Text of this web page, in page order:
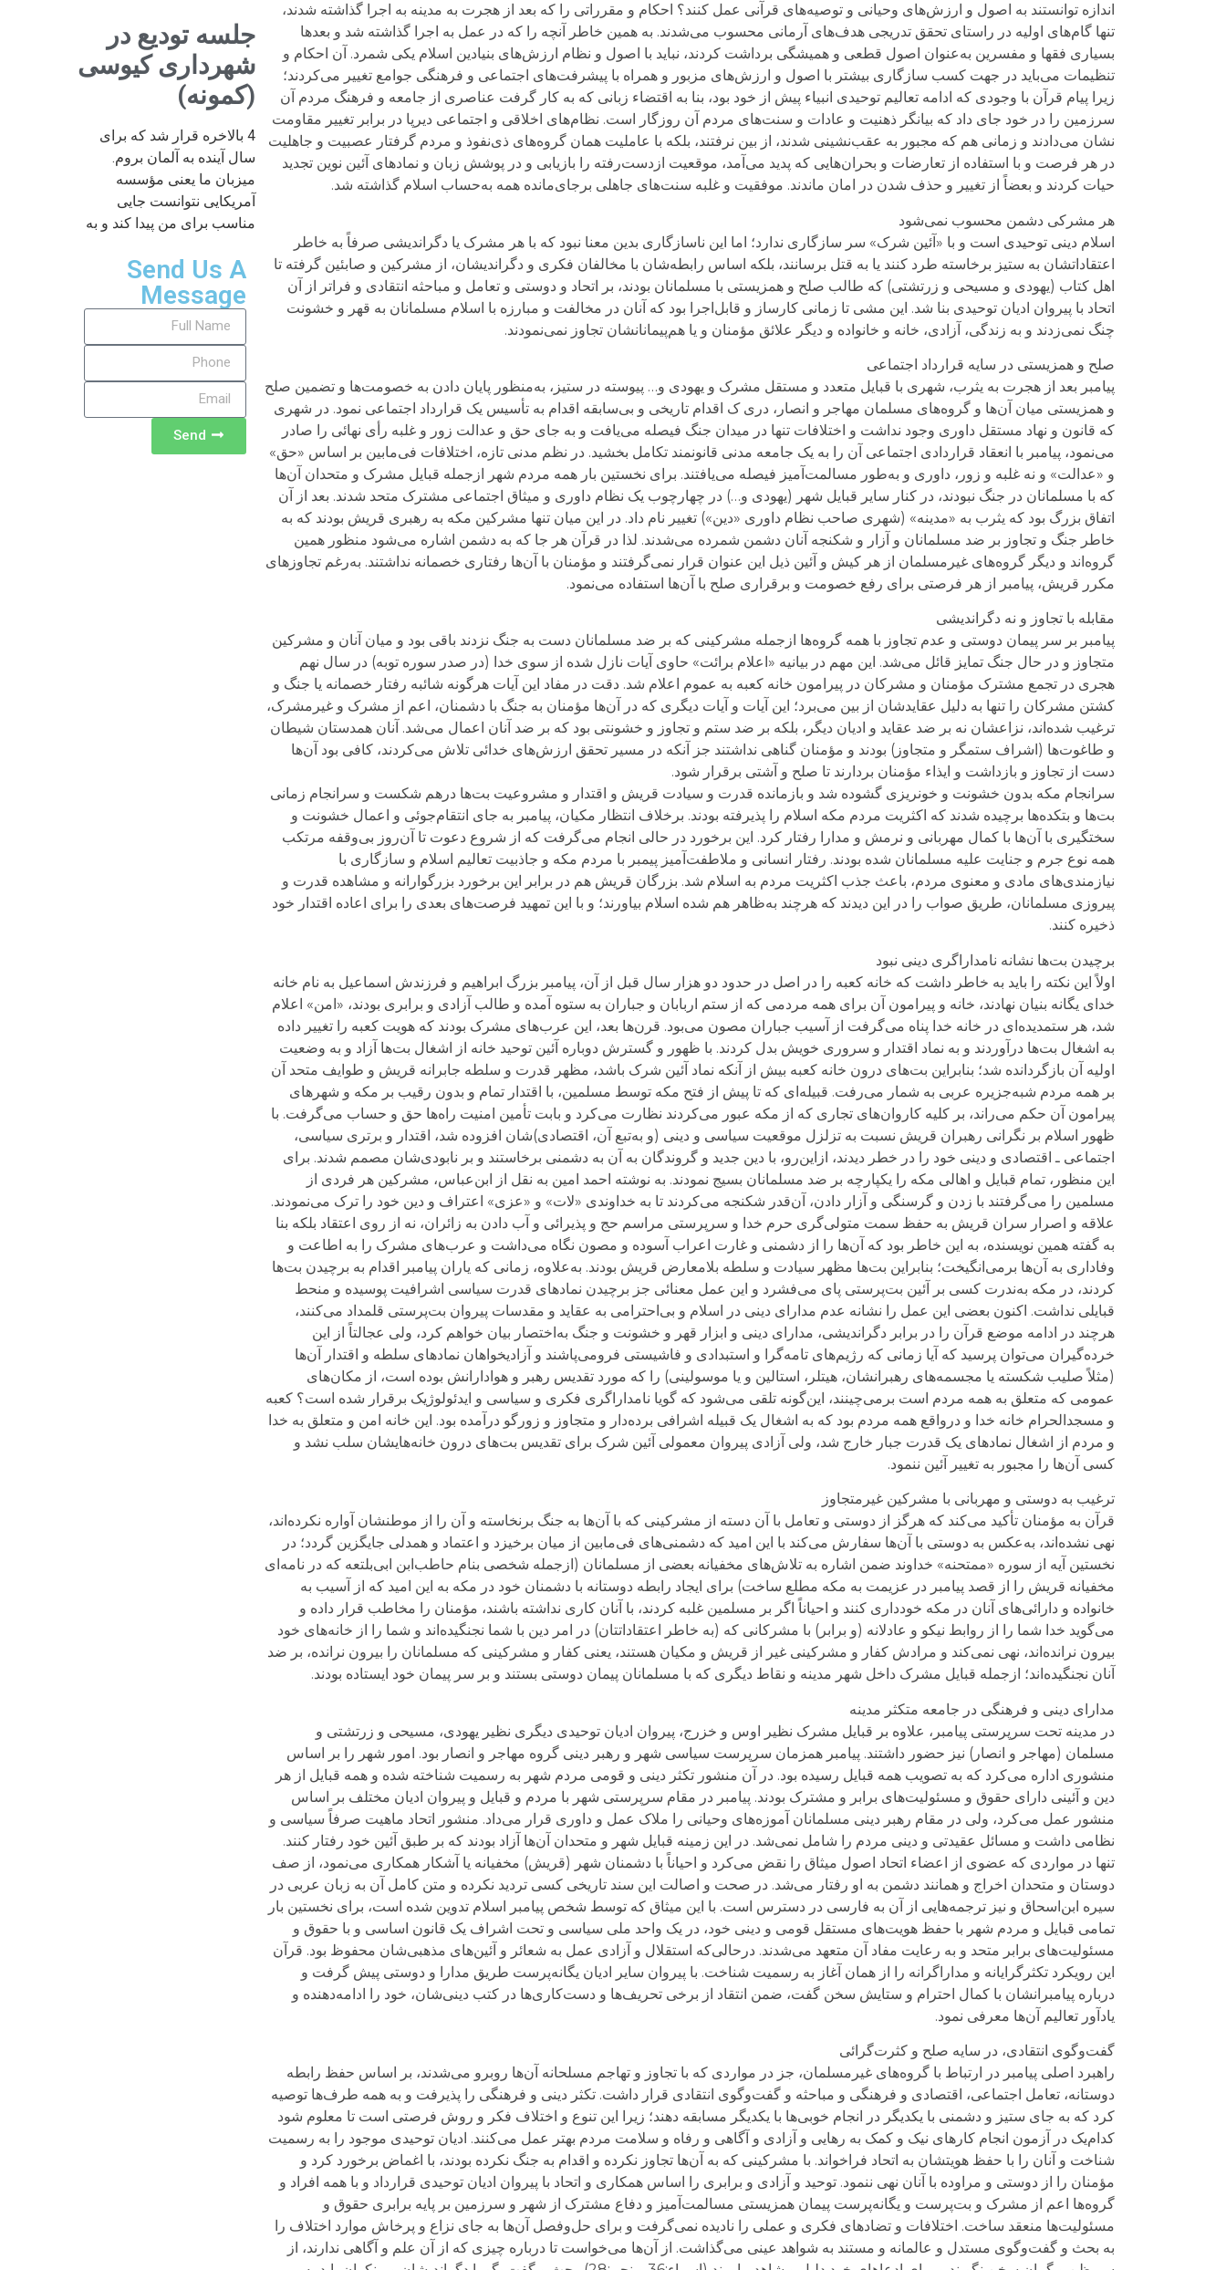
‌اندازه توانستند به اصول و ارزش‌ها‌ی وحیانی و توصیه‌های قرآنی عمل کنند؟ احکام و مقرراتی را که بعد از هجرت به مدینه به اجرا گذاشته شدند،
تنها گام‌های اولیه در راستای تحقق تدریجی هدف‌های آرمانی محسوب می‌شدند. به همین خاطر آنچه را که در عمل به اجرا گذاشته شد و بعدها
بسیاری فقها و مفسرین به‌عنوان اصول قطعی و همیشگی برداشت کردند، نباید با اصول و نظام ارزش‌های بنیادین اسلام یکی شمرد. آن احکام و
تنظیمات می‌باید در جهت کسب سازگاری بیشتر با اصول و ارزش‌های مزبور و همراه با پیشرفت‌های اجتماعی و فرهنگی جوامع تغییر می‌کردند؛
زیرا پیام قرآن با وجودی که ادامه تعالیم توحیدی انبیاء پیش از خود بود، بنا به اقتضاء زبانی که به کار گرفت عناصری از جامعه و فرهنگ مردم آن
سرزمین را در خود جای داد که بیانگر ذهنیت و عادات و سنت‌های مردم آن روزگار است. نظام‌های اخلاقی و اجتماعی دیرپا در برابر تغییر مقاومت
نشان می‌دادند و زمانی هم که مجبور به عقب‌نشینی شدند، از بین نرفتند، بلکه با عاملیت همان گروه‌های ذی‌نفوذ و مردم گرفتار عصبیت و جاهلیت
در هر فرصت و با استفاده از تعارضات و بحران‌هایی که پدید می‌آمد، موقعیت ازدست‌رفته را بازیابی و در پوشش زبان و نمادهای آئین نوین تجدید
حیات کردند و بعضاً از تغییر و حذف شدن در امان ماندند. موفقیت و غلبه سنت‌های جاهلی برجای‌مانده همه به‌حساب اسلام گذاشته شد.
هر مشرکی دشمن محسوب نمی‌شود
اسلام دینی توحیدی است و با «آئین شرک» سر سازگاری ندارد؛ اما این ناسازگاری بدین معنا نبود که با هر مشرک یا دگراندیشی صرفاً به خاطر
اعتقاداتشان به ستیز برخاسته طرد کنند یا به قتل برسانند، بلکه اساس رابطه‌شان با مخالفان فکری و دگراندیشان، از مشرکین و صابئین گرفته تا
اهل کتاب (یهودی و مسیحی و زرتشتی) که طالب صلح و همزیستی با مسلمانان بودند، بر اتحاد و دوستی و تعامل و مباحثه انتقادی و فراتر از آن
اتحاد با پیروان ادیان توحیدی بنا شد. این مشی تا زمانی کارساز و قابل‌اجرا بود که آنان در مخالفت و مبارزه با اسلام مسلمانان به قهر و خشونت
چنگ نمی‌زدند و به زندگی، آزادی، خانه و خانواده و دیگر علائق مؤمنان و یا هم‌پیمانانشان تجاوز نمی‌نمودند.
صلح و همزیستی در سایه قرارداد اجتماعی
پیامبر بعد از هجرت به یثرب، شهری با قبایل متعدد و مستقل مشرک و یهودی و… پیوسته در ستیز، به‌منظور پایان دادن به خصومت‌ها و تضمین صلح
و همزیستی میان آن‌ها و گروه‌های مسلمان مهاجر و انصار، دری ک اقدام تاریخی و بی‌سابقه اقدام به تأسیس یک قرارداد اجتماعی نمود. در شهری
که قانون و نهاد مستقل داوری وجود نداشت و اختلافات تنها در میدان جنگ فیصله می‌یافت و به جای حق و عدالت زور و غلبه رأی نهائی را صادر
می‌نمود، پیامبر با انعقاد قراردادی اجتماعی آن را به یک جامعه مدنی قانونمند تکامل بخشید. در نظم مدنی تازه، اختلافات فی‌مابین بر اساس «حق»
و «عدالت» و نه غلبه و زور، داوری و به‌طور مسالمت‌آمیز فیصله می‌یافتند. برای نخستین بار همه مردم شهر ازجمله قبایل مشرک و متحدان آن‌ها
که با مسلمانان در جنگ نبودند، در کنار سایر قبایل شهر (یهودی و…) در چهارچوب یک نظام داوری و میثاق اجتماعی مشترک متحد شدند. بعد از آن
اتفاق بزرگ بود که یثرب به «مدینه» (شهری صاحب نظام داوری «دین») تغییر نام داد. در این میان تنها مشرکین مکه به رهبری قریش بودند که به
خاطر جنگ و تجاوز بر ضد مسلمانان و آزار و شکنجه آنان دشمن شمرده می‌شدند. لذا در قرآن هر جا که به دشمن اشاره می‌شود منظور همین
گروه‌اند و دیگر گروه‌های غیرمسلمان از هر کیش و آئین ذیل این عنوان قرار نمی‌گرفتند و مؤمنان با آن‌ها رفتاری خصمانه نداشتند. به‌رغم تجاوزهای
مکرر قریش، پیامبر از هر فرصتی برای رفع خصومت و برقراری صلح با آن‌ها استفاده می‌نمود.
مقابله با تجاوز و نه دگراندیشی
پیامبر بر سر پیمان دوستی و عدم تجاوز با همه گروه‌ها ازجمله مشرکینی که بر ضد مسلمانان دست به جنگ نزدند باقی بود و میان آنان و مشرکین
متجاوز و در حال جنگ تمایز قائل می‌شد. این مهم در بیانیه «اعلام برائت» حاوی آیات نازل شده از سوی خدا (در صدر سوره توبه) در سال نهم
هجری در تجمع مشترک مؤمنان و مشرکان در پیرامون خانه کعبه به عموم اعلام شد. دقت در مفاد این آیات هرگونه شائبه رفتار خصمانه یا جنگ و
کشتن مشرکان را تنها به دلیل عقایدشان از بین می‌برد؛ این آیات و آیات دیگری که در آن‌ها مؤمنان به جنگ با دشمنان، اعم از مشرک و غیرمشرک،‌
ترغیب شده‌اند، نزاعشان نه بر ضد عقاید و ادیان دیگر، بلکه بر ضد ستم و تجاوز و خشونتی بود که بر ضد آنان اعمال می‌شد. آنان همدستان شیطان
و طاغوت‌ها (اشراف ستمگر و متجاوز) بودند و مؤمنان گناهی نداشتند جز آنکه در مسیر تحقق ارزش‌های خدائی تلاش می‌کردند، کافی بود آن‌ها
دست از تجاوز و بازداشت و ایذاء مؤمنان بردارند تا صلح و آشتی برقرار شود.
سرانجام مکه بدون خشونت و خونریزی گشوده شد و بازمانده قدرت و سیادت قریش و اقتدار و مشروعیت بت‌ها درهم شکست و سرانجام زمانی
بت‌ها و بتکده‌ها برچیده شدند که اکثریت مردم مکه اسلام را پذیرفته بودند. برخلاف انتظار مکیان، پیامبر به جای انتقام‌جوئی و اعمال خشونت و
سختگیری با آن‌ها با کمال مهربانی و نرمش و مدارا رفتار کرد. این برخورد در حالی انجام می‌گرفت که از شروع دعوت تا آن‌روز بی‌وقفه مرتکب
همه نوع جرم و جنایت علیه مسلمانان شده بودند. رفتار انسانی و ملاطفت‌آمیز پیمبر با مردم مکه و جاذبیت تعالیم اسلام و سازگاری با
نیازمندی‌های مادی و معنوی مردم، باعث جذب اکثریت مردم به اسلام شد. بزرگان قریش هم در برابر این برخورد بزرگوارانه و مشاهده قدرت و
پیروزی مسلمانان، طریق صواب را در این دیدند که هرچند به‌ظاهر هم شده اسلام بیاورند؛ و با این تمهید فرصت‌های بعدی را برای اعاده اقتدار خود
ذخیره کنند.
برچیدن بت‌ها نشانه نامداراگری دینی نبود
اولاً این نکته را باید به خاطر داشت که خانه کعبه را در اصل در حدود دو هزار سال قبل از آن، پیامبر بزرگ ابراهیم و فرزندش اسماعیل به نام خانه
خدای یگانه بنیان نهادند، خانه و پیرامون آن برای همه مردمی که از ستم اربابان و جباران به ستوه آمده و طالب آزادی و برابری بودند، «امن» اعلام
شد، هر ستمدیده‌ای در خانه خدا پناه می‌گرفت از آسیب جباران مصون می‌بود. قرن‌ها بعد، این عرب‌های مشرک بودند که هویت کعبه را تغییر داده
به اشغال بت‌ها درآوردند و به نماد اقتدار و سروری خویش بدل کردند. با ظهور و گسترش دوباره آئین توحید خانه از اشغال بت‌ها آزاد و به وضعیت
اولیه آن بازگردانده شد؛ بنابراین بت‌های درون خانه کعبه بیش از آنکه نماد آئین شرک باشد، مظهر قدرت و سلطه جابرانه قریش و طوایف متحد آن
بر همه مردم شبه‌جزیره عربی به شمار می‌رفت. قبیله‌ای که تا پیش از فتح مکه توسط مسلمین، با اقتدار تمام و بدون رقیب بر مکه و شهرها‌ی
پیرامون آن حکم می‌راند، بر کلیه کاروان‌های تجاری که از مکه عبور می‌کردند نظارت می‌کرد و بابت تأمین امنیت راه‌ها حق و حساب می‌گرفت. با
ظهور اسلام بر نگرانی رهبران قریش نسبت به تزلزل موقعیت سیاسی و دینی (و به‌تبع آن، اقتصادی)شان افزوده شد، اقتدار و برتری سیاسی،
اجتماعی ـ اقتصادی و دینی خود را در خطر دیدند، ازاین‌رو، با دین جدید و گروندگان به آن به دشمنی برخاستند و بر نابودی‌شان مصمم شدند. برای
این منظور، تمام قبایل و اهالی مکه را یکپارچه بر ضد مسلمانان بسیج نمودند. به نوشته احمد امین به نقل از ابن‌عباس، مشرکین هر فردی از
مسلمین را می‌گرفتند با زدن و گرسنگی و آزار دادن، آن‌قدر شکنجه می‌کردند تا به خداوندی «لات» و «عزی» اعتراف و دین خود را‌ ترک می‌نمودند.
علاقه و اصرار سران قریش به حفظ سمت متولی‌گری حرم خدا و سرپرستی مراسم حج و پذیرائی و آب دادن به زائران، نه از روی اعتقاد بلکه بنا
به گفته همین نویسنده، به این خاطر بود که آن‌ها را از دشمنی و غارت اعراب آسوده و مصون نگاه می‌داشت و عرب‌های مشرک را به اطاعت و
وفاداری به آن‌ها برمی‌انگیخت؛ بنابراین بت‌ها مظهر سیادت و سلطه بلامعارض قریش بودند. به‌علاوه، زمانی که یاران پیامبر اقدام به برچیدن بت‌ها
کردند، در مکه به‌ندرت کسی بر آئین بت‌پرستی پای می‌فشرد و این عمل معنائی جز برچیدن نمادهای قدرت سیاسی اشرافیت پوسیده و منحط
قبایلی نداشت. اکنون بعضی این عمل را نشانه عدم مدارای دینی در اسلام و بی‌احترامی به عقاید و مقدسات پیروان بت‌پرستی قلمداد می‌کنند،
هرچند در ادامه موضع قرآن را در برابر دگراندیشی، مدارای دینی و ابزار قهر و خشونت و جنگ به‌اختصار بیان خواهم کرد، ولی عجالتاً از این
خرده‌گیران می‌توان پرسید که آیا زمانی که رژیم‌های تامه‌گرا و استبدادی و فاشیستی فرومی‌پاشند و آزادیخواهان نمادهای سلطه و اقتدار آن‌ها
(مثلاً صلیب شکسته یا مجسمه‌های رهبرانشان، هیتلر، استالین و یا موسولینی) را که مورد تقدیس رهبر و هوادارانش بوده است، از مکان‌های
عمومی که متعلق به همه مردم است برمی‌چینند، این‌گونه تلقی می‌شود که گویا نامداراگری فکری و سیاسی و ایدئولوژیک برقرار شده است؟ کعبه
و مسجدالحرام خانه خدا و درواقع همه مردم بود که به اشغال یک قبیله اشرافی برده‌دار و متجاوز و زورگو درآمده بود. این خانه امن و متعلق به خدا
و مردم از اشغال نمادهای یک قدرت جبار خارج شد، ولی آزادی پیروان معمولی آئین شرک برای تقدیس بت‌های درون خانه‌هایشان سلب نشد و
کسی آن‌ها را مجبور به تغییر آئین ننمود.
ترغیب به دوستی و مهربانی با مشرکین غیرمتجاوز
قرآن به مؤمنان تأکید می‌کند که هرگز از دوستی و تعامل با آن دسته از مشرکینی که با آن‌ها به جنگ برنخاسته و آن را از موطنشان آواره نکرده‌اند،
نهی نشده‌اند، به‌عکس به دوستی با آن‌ها سفارش می‌کند با این امید که دشمنی‌های فی‌مابین از میان برخیزد و اعتماد و همدلی جایگزین گردد؛ در
نخستین آیه از سوره «ممتحنه» خداوند ضمن اشاره به تلاش‌های مخفیانه بعضی از مسلمانان (ازجمله شخصی بنام حاطب‌ابن ابی‌بلتعه که در نامه‌ای
مخفیانه قریش را از قصد پیامبر در عزیمت به مکه مطلع ساخت) برای ایجاد رابطه دوستانه با دشمنان خود در مکه به این امید که از آسیب به
خانواده و دارائی‌های آنان در مکه خودداری کنند و احیاناً اگر بر مسلمین غلبه کردند، با آنان کاری نداشته باشند، مؤمنان را مخاطب قرار داده و
می‌گوید خدا شما را از روابط نیکو و عادلانه (و برابر) با مشرکانی که (به خاطر اعتقاداتتان) در امر دین با شما نجنگیده‌اند و شما را از خانه‌های خود
بیرون نرانده‌اند، نهی نمی‌کند و مرادش کفار و مشرکینی غیر از قریش و مکیان هستند، یعنی کفار و مشرکینی که مسلمانان را بیرون نرانده، بر ضد
آنان نجنگیده‌اند؛ ازجمله قبایل مشرک داخل شهر مدینه و نقاط دیگری که با مسلمانان پیمان دوستی بستند و بر سر پیمان خود ایستاده بودند.
مدارای دینی و فرهنگی در جامعه متکثر مدینه
در مدینه تحت سرپرستی پیامبر، علاوه بر قبایل مشرک نظیر اوس و خزرج، پیروان ادیان توحیدی دیگری نظیر یهودی، مسیحی و زرتشتی و
مسلمان (مهاجر و انصار) نیز حضور داشتند. پیامبر همزمان سرپرست سیاسی شهر و رهبر دینی گروه مهاجر و انصار بود. امور شهر را بر اساس
منشوری اداره می‌کرد که به تصویب همه قبایل رسیده بود. در آن منشور تکثر دینی و قومی مردم شهر به رسمیت شناخته شده و همه قبایل از هر
دین و آئینی دارای حقوق و مسئولیت‌های برابر و مشترک بودند. پیامبر در مقام سرپرستی شهر با مردم و قبایل و پیروان ادیان مختلف بر اساس
منشور عمل می‌کرد، ولی در مقام رهبر دینی مسلمانان آموزه‌های وحیانی را ملاک عمل و داوری قرار می‌داد. منشور اتحاد ماهیت صرفاً سیاسی و
نظامی داشت و مسائل عقیدتی و دینی مردم را شامل نمی‌شد. در این زمینه قبایل شهر و متحدان آن‌ها آزاد بودند که بر طبق آئین خود رفتار کنند.
تنها در مواردی که عضوی از اعضاء اتحاد اصول میثاق را نقض می‌کرد و احیاناً با دشمنان شهر (قریش) مخفیانه یا آشکار همکاری می‌نمود، از صف
دوستان و متحدان اخراج و همانند دشمن به او رفتار می‌شد. در صحت و اصالت این سند تاریخی کسی ‌تردید نکرده و متن کامل آن به زبان عربی در
سیره ابن‌اسحاق و نیز‌ ترجمه‌هایی از آن به فارسی در دسترس است. با این میثاق که توسط شخص پیامبر اسلام تدوین شده است، برای نخستین بار
تمامی قبایل و مردم شهر با حفظ هویت‌های مستقل قومی و دینی خود، در یک واحد ملی سیاسی و تحت اشراف یک قانون اساسی و با حقوق و
مسئولیت‌های برابر متحد و به رعایت مفاد آن متعهد می‌شدند. درحالی‌که استقلال و آزادی عمل به شعائر و آئین‌های مذهبی‌شان محفوظ بود. قرآن
این رویکرد تکثرگرایانه و مداراگرانه را از همان آغاز به رسمیت شناخت. با پیروان سایر ادیان یگانه‌پرست طریق مدارا و دوستی پیش گرفت و
درباره پیامبرانشان با کمال احترام و ستایش سخن گفت، ضمن انتقاد از برخی تحریف‌ها و دست‌کاری‌ها در کتب دینی‌شان، خود را ادامه‌دهنده و
یادآور تعالیم آن‌ها معرفی نمود.
گفت‌وگوی انتقادی، در سایه صلح و کثرت‌گرائی
راهبرد اصلی پیامبر در ارتباط با گروه‌های غیرمسلمان، جز در مواردی که با تجاوز و تهاجم مسلحانه آن‌ها روبرو می‌شدند، بر اساس حفظ رابطه
دوستانه، تعامل اجتماعی، اقتصادی و فرهنگی و مباحثه و گفت‌وگوی انتقادی قرار داشت. تکثر دینی و فرهنگی را پذیرفت و به همه طرف‌ها توصیه
کرد که به جای ستیز و دشمنی با یکدیگر در انجام خوبی‌ها با یکدیگر مسابقه دهند؛ زیرا این تنوع و اختلاف فکر و روش فرصتی است تا معلوم شود
کدام‌یک در آزمون انجام کارهای نیک و کمک به رهایی و آزادی و آگاهی و رفاه و سلامت مردم بهتر عمل می‌کنند. ادیان توحیدی موجود را به رسمیت
شناخت و آنان را با حفظ هویتشان به اتحاد فراخواند. با مشرکینی که به آن‌ها تجاوز نکرده و اقدام به جنگ نکرده بودند، با اغماض برخورد کرد و
مؤمنان را از دوستی و مراوده با آنان نهی ننمود. توحید و آزادی و برابری را اساس همکاری و اتحاد با پیروان ادیان توحیدی قرارداد و با همه افراد و
گروه‌ها اعم از مشرک و بت‌پرست و یگانه‌پرست پیمان همزیستی مسالمت‌آمیز و دفاع مشترک از شهر و سرزمین بر پایه برابری حقوق و
مسئولیت‌ها منعقد ساخت. اختلافات و تضادهای فکری و عملی را نادیده نمی‌گرفت و برای حل‌وفصل آن‌ها به جای نزاع و پرخاش موارد اختلاف را
به بحث و گفت‌وگوی مستدل و عالمانه و مستند به شواهد عینی می‌گذاشت. از آن‌ها می‌خواست تا درباره چیزی که از آن علم و آگاهی ندارند، از
جلسه تودیع در
شهرداری کیوسی
(کمونه)
4 بالاخره قرار شد که برای
سال آینده به آلمان بروم.
میزبان ما یعنی مؤسسه
آمریکایی نتوانست جایی
مناسب برای من پیدا کند و به
Send Us A
Message
Send